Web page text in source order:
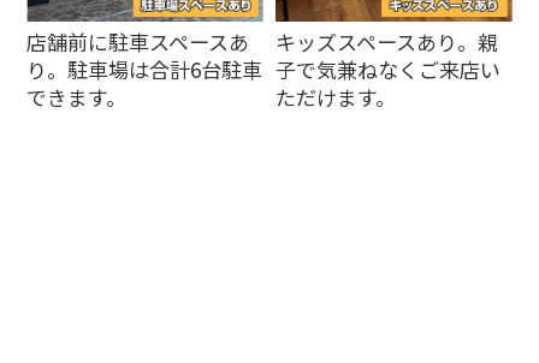
店舗前に駐車スペースあ
り。駐車場は合計6台駐車
できます。
キッズスペースあり。親
子で気兼ねなくご来店い
ただけます。